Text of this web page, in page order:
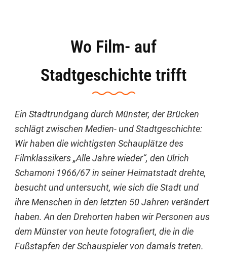
Wo Film- auf
Stadtgeschichte trifft
Ein Stadtrundgang durch Münster, der Brücken
schlägt zwischen Medien- und Stadtgeschichte:
Wir haben die wichtigsten Schauplätze des
Filmklassikers „Alle Jahre wieder“, den Ulrich
Schamoni 1966/67 in seiner Heimatstadt drehte,
besucht und untersucht, wie sich die Stadt und
ihre Menschen in den letzten 50 Jahren verändert
haben. An den Drehorten haben wir Personen aus
dem Münster von heute fotografiert, die in die
Fußstapfen der Schauspieler von damals treten.